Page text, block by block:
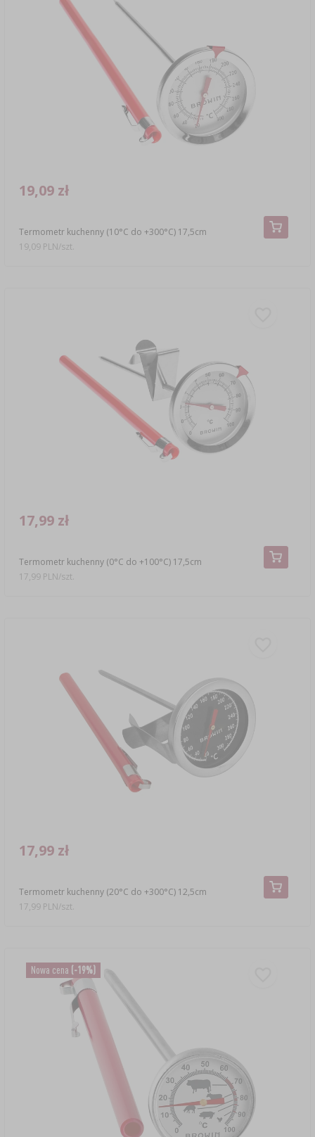
Termometr kuchenny (10°C do +300°C) 17,5cm
19,09 zł
19,09 PLN/szt.
Termometr kuchenny (0°C do +100°C) 17,5cm
17,99 zł
17,99 PLN/szt.
Termometr kuchenny (20°C do +300°C) 12,5cm
17,99 zł
17,99 PLN/szt.
Nowa cena (-19%)